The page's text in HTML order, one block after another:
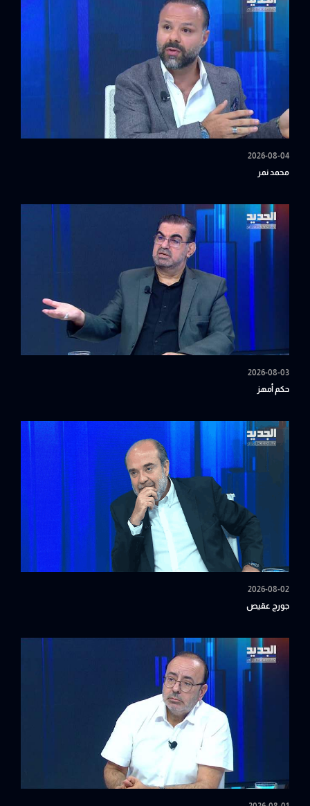
2026-08-04
محمد نمر
2026-08-03
حكم أمهز
2026-08-02
جورج عقيص